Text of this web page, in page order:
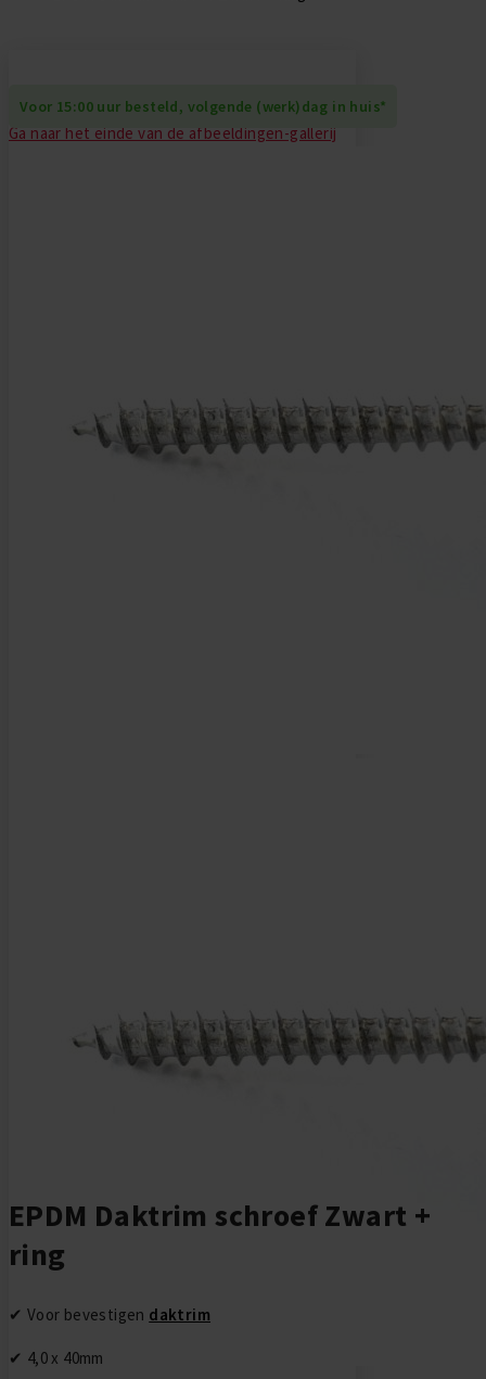
EPDM stroken
Kabeldoorvoeren
Ga naar het einde van de afbeeldingen-gallerij
Voor 15:00 uur besteld, volgende (werk)dag in huis*
EPDM Daktrim schroef Zwart +
ring
✔ Voor bevestigen daktrim
✔ 4,0 x 40mm